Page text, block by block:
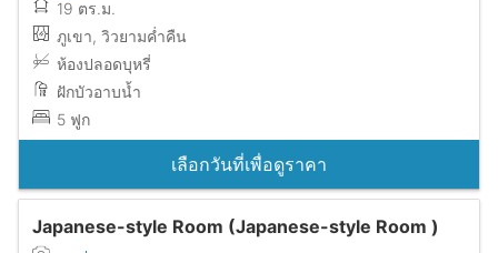
19 ตร.ม.
ภูเขา, วิวยามค่ำคืน
ห้องปลอดบุหรี่
ฝักบัวอาบน้ำ
5 ฟูก
เลือกวันที่เพื่อดูราคา
Japanese-style Room (Japanese-style Room )